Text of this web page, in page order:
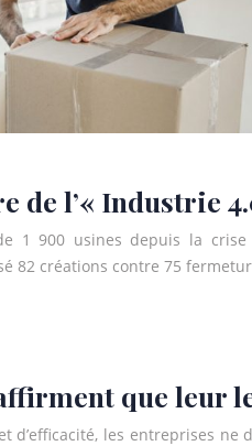
de l’« Industrie
1 900 usines depuis la crise
82 créations contre 75
que leur
d’efficacité, les entreprises